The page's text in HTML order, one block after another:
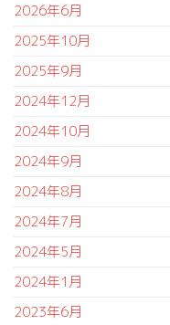
2026年6月
2025年10月
2025年9月
2024年12月
2024年10月
2024年9月
2024年8月
2024年7月
2024年5月
2024年1月
2023年6月